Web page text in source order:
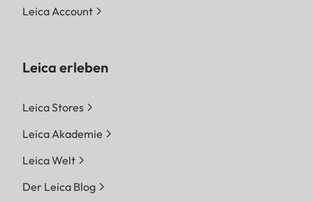
Leica Account
Leica erleben
Leica Stores
Leica Akademie
Leica Welt
Der Leica Blog